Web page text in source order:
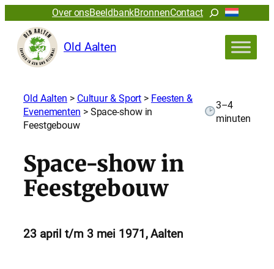
Over onsBeeldbankBronnenContactZoeken
Old Aalten
Old Aalten > Cultuur & Sport > Feesten &
Evenementen > Space-show in
Feestgebouw
3–4
minuten
Space-show in
Feestgebouw
23 april t/m 3 mei 1971, Aalten